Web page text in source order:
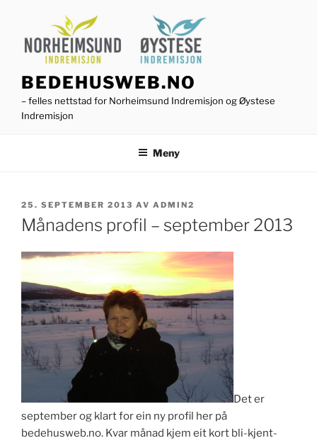
innhold
BEDEHUSWEB.NO
– felles nettstad for Norheimsund Indremisjon og Øystese
Indremisjon
Meny
PUBLISERT
25. SEPTEMBER 2013 AV ADMIN2
Månadens profil – september 2013
Det er
september og klart for ein ny profil her på
bedehusweb.no. Kvar månad kjem eit kort bli-kjent-